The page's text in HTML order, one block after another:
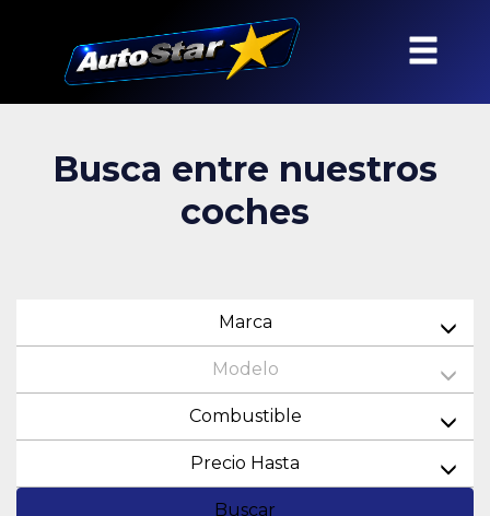
Busca entre nuestros
coches
Marca
Modelo
Combustible
Precio Hasta
Buscar